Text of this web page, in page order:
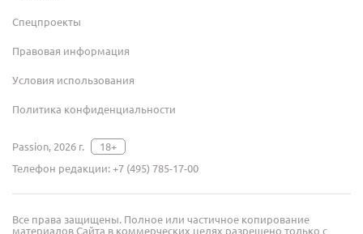
Спецпроекты
Правовая информация
Условия использования
Политика конфиденциальности
Passion, 2026 г.
18+
Телефон редакции:+7 (495) 785-17-00
Все права защищены. Полное или частичное копирование
материалов Сайта в коммерческих целях разрешено только с